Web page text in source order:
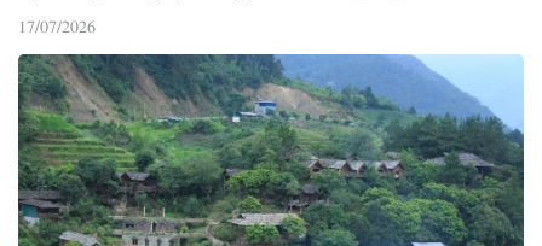
17/07/2026